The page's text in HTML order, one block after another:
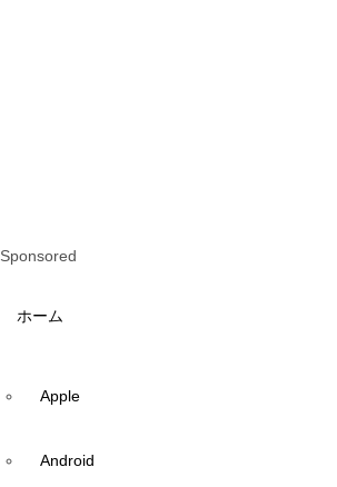
Sponsored
ホーム
Apple
Android